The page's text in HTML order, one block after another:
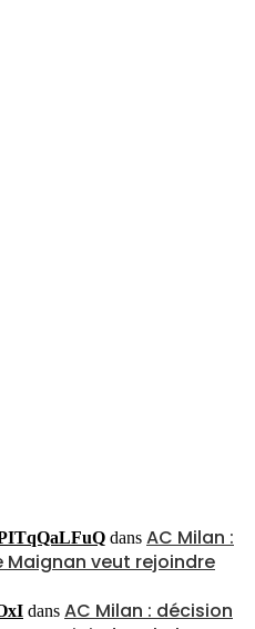
dans AC Milan :
Maignan veut rejoindre
dans AC Milan : décision